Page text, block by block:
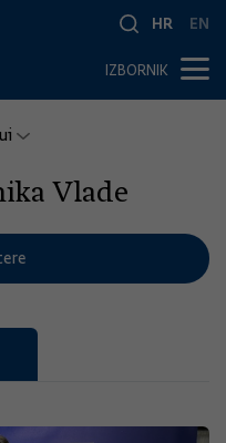
HR EN
IZBORNIK
Vlade